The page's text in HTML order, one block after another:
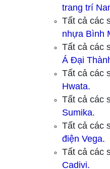
trang trí
Tất cả các
nhựa Bình
Tất cả các
Á Đại
Tất cả các
Hwata.
Tất cả các
Sumika.
Tất cả các
điện Vega.
Tất cả các
Cadivi.